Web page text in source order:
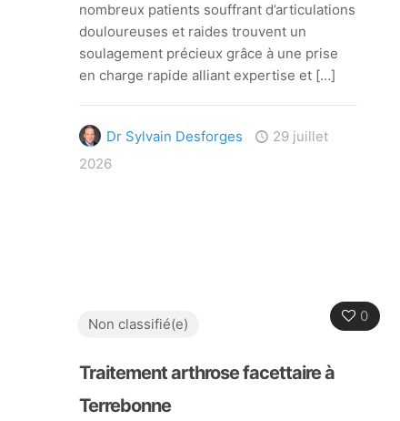
nombreux patients souffrant d’articulations
douloureuses et raides trouvent un
soulagement précieux grâce à une prise
en charge rapide alliant expertise et[…]
Dr Sylvain Desforges
29 juillet
2026
0
Non classifié(e)
Traitement arthrose facettaire à
Terrebonne